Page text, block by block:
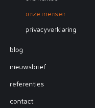
onze mensen
privacyverklaring
blog
nieuwsbrief
referenties
contact